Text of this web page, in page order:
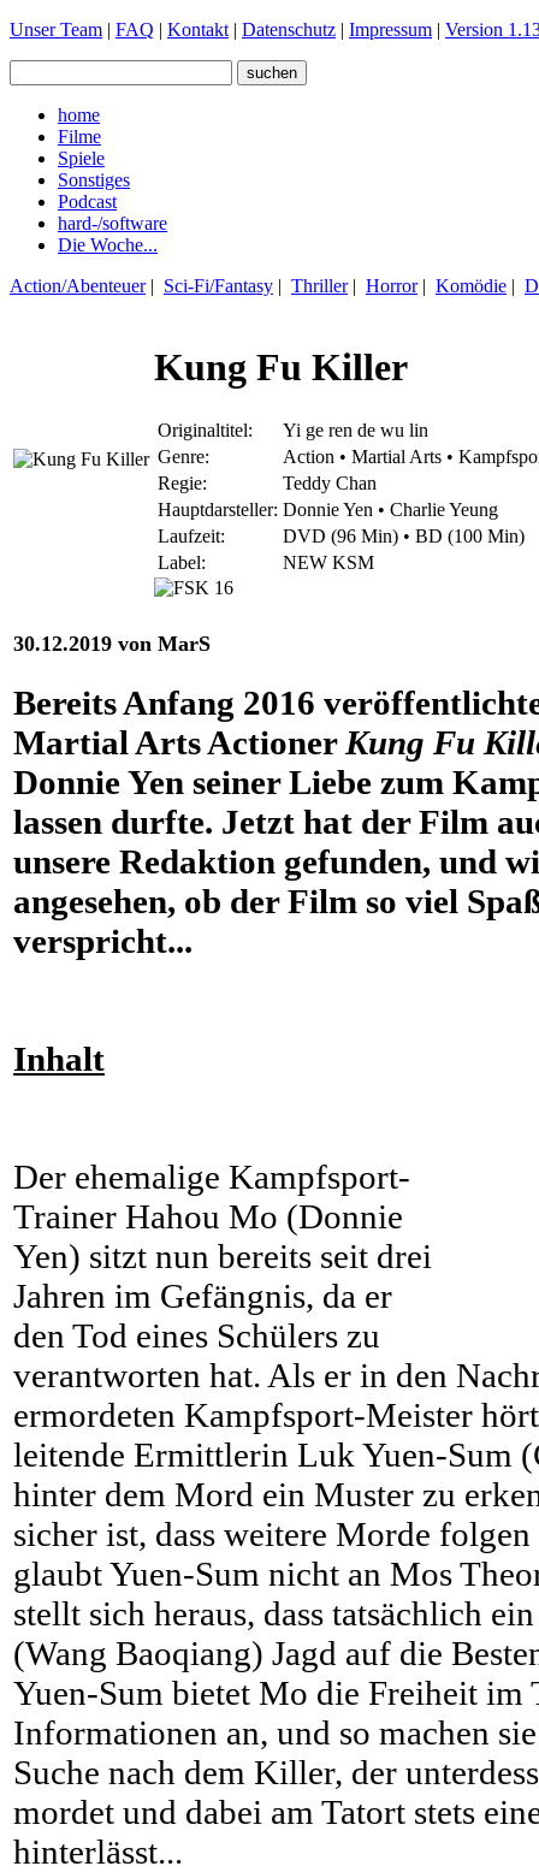
Unser Team | FAQ | Kontakt | Datenschutz | Impressum | Version
home
Filme
Spiele
Sonstiges
Podcast
hard-/software
Die Woche...
Action/Abenteuer| Sci-Fi/Fantasy | Thriller| Horror| Komödie |
Kung Fu Killer
Originaltitel:
Yi ge ren de wu lin
Genre:
Action • Martial Arts •
Regie:
Teddy Chan
Hauptdarsteller: Donnie Yen • Charlie Yeung
Laufzeit:
DVD (96 Min) • BD (100 Min)
Label:
NEW KSM
30.12.2019 von MarS
Bereits Anfang 2016
Martial Arts ActionerKung Fu
Donnie Yen seiner Liebe zum
lassen durfte. Jetzt hat der Film
unsere Redaktion gefunden, und
angesehen, ob der Film so viel
verspricht...
Inhalt
Der ehemalige Kampfsport-
Trainer Hahou Mo (Donnie
Yen) sitzt nun bereits seit drei
Jahren im Gefängnis, da er
den Tod eines Schülers zu
verantworten hat. Als er in den
ermordeten Kampfsport-Meister
leitende Ermittlerin Luk Yuen-Sum
hinter dem Mord ein Muster zu
sicher ist, dass weitere Morde
glaubt Yuen-Sum nicht an Mos
stellt sich heraus, dass tatsächlich
(Wang Baoqiang) Jagd auf die
Yuen-Sum bietet Mo die Freiheit im
Informationen an, und so machen
Suche nach dem Killer, der
mordet und dabei am Tatort stets
hinterlässt...